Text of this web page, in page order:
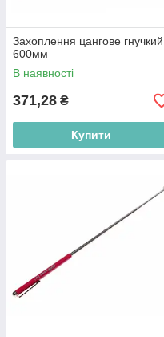
Захоплення цангове гнучкий
600мм
В наявності
371,28 ₴
Купити